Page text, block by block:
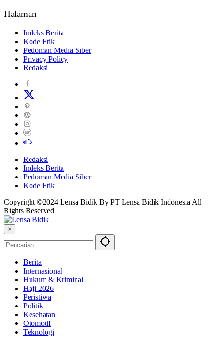
Halaman
Indeks Berita
Kode Etik
Pedoman Media Siber
Privacy Policy
Redaksi
Redaksi
Indeks Berita
Pedoman Media Siber
Kode Etik
Copyright ©2024 Lensa Bidik By PT Lensa Bidik Indonesia All
Rights Reserved
×
Berita
Internasional
Hukum & Kriminal
Haji 2026
Peristiwa
Politik
Kesehatan
Otomotif
Teknologi